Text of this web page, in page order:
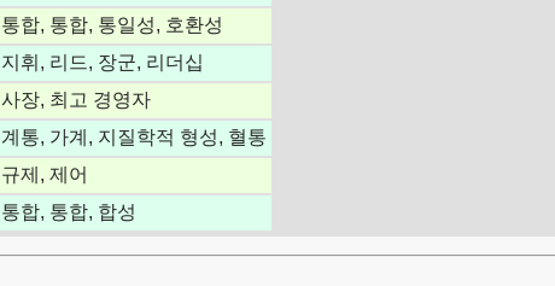
통합, 통합, 통일성, 호환성
지휘, 리드, 장군, 리더십
사장, 최고 경영자
계통, 가계, 지질학적 형성, 혈통
규제, 제어
통합, 통합, 합성